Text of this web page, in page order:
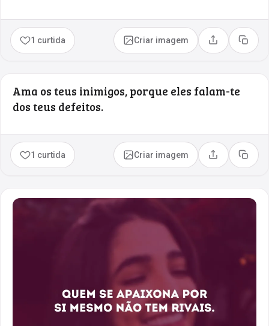
1 curtida Criar imagem Compartilhar
Copiar
Ama os teus inimigos, porque eles falam-­te
dos teus defeitos.
1 curtida Criar imagem Compartilhar
Copiar